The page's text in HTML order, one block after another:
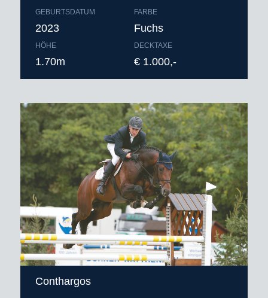
GEBURTSDATUM
2023
HÖHE
1.70m
FARBE
Fuchs
DECKTAXE
€ 1.000,-
Conthargos